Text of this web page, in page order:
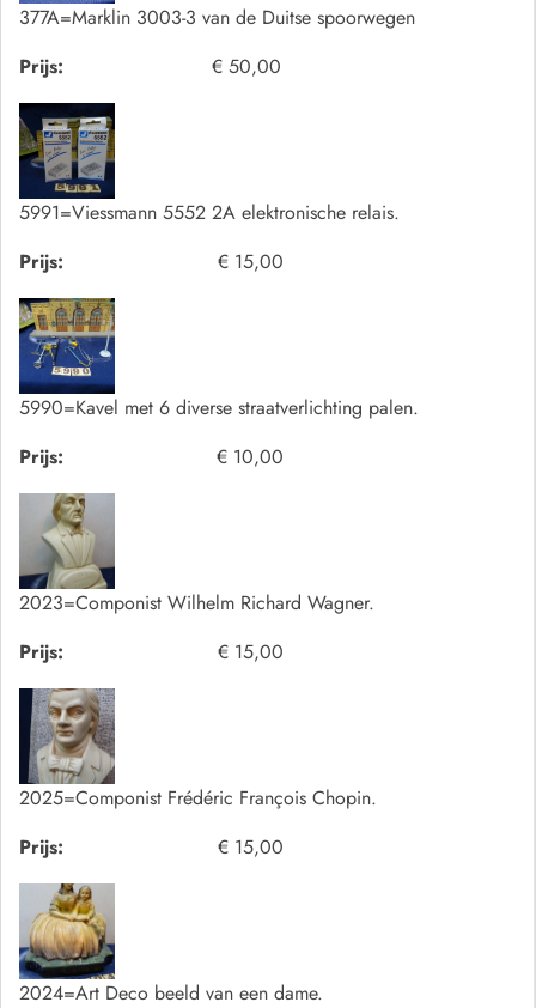
377A=Marklin 3003-3 van de Duitse spoorwegen
Prijs:
€ 50,00
5991=Viessmann 5552 2A elektronische relais.
Prijs:
€ 15,00
5990=Kavel met 6 diverse straatverlichting palen.
Prijs:
€ 10,00
2023=Componist Wilhelm Richard Wagner.
Prijs:
€ 15,00
2025=Componist Frédéric François Chopin.
Prijs:
€ 15,00
2024=Art Deco beeld van een dame.